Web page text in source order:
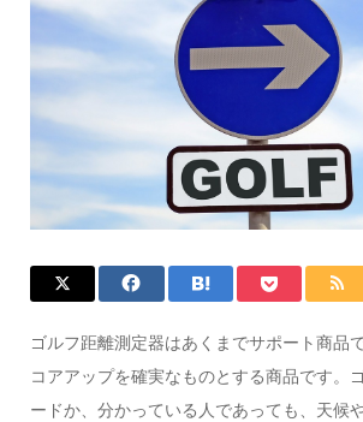
ゴルフ距離測定器はあくまでサポート商品
コアアップを確実なものとする商品です。
ードか、分かっている人であっても、天候